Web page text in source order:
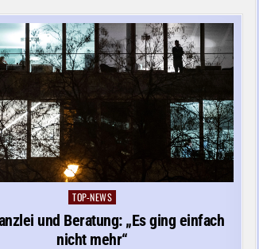
Posted
in
TOP-NEWS
und Beratung: „Es ging einfach
nicht mehr“